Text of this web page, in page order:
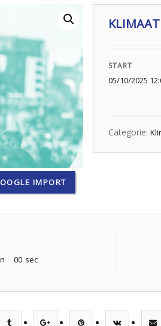
START
05/10/2025
Categorie:
IMPORT
00 sec